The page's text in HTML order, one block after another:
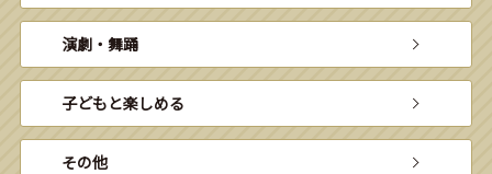
演劇・舞踊
子どもと楽しめる
その他